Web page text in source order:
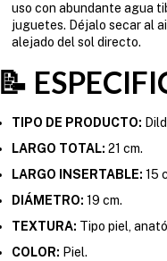
uso con abundante agua
juguetes. Déjalo secar al
alejado del sol directo.
📝
TIPO DE PRODUCTO:
LARGO TOTAL: 21 cm.
LARGO INSERTABLE: 15
DIÁMETRO: 19 cm.
TEXTURA: Tipo piel,
COLOR: Piel.